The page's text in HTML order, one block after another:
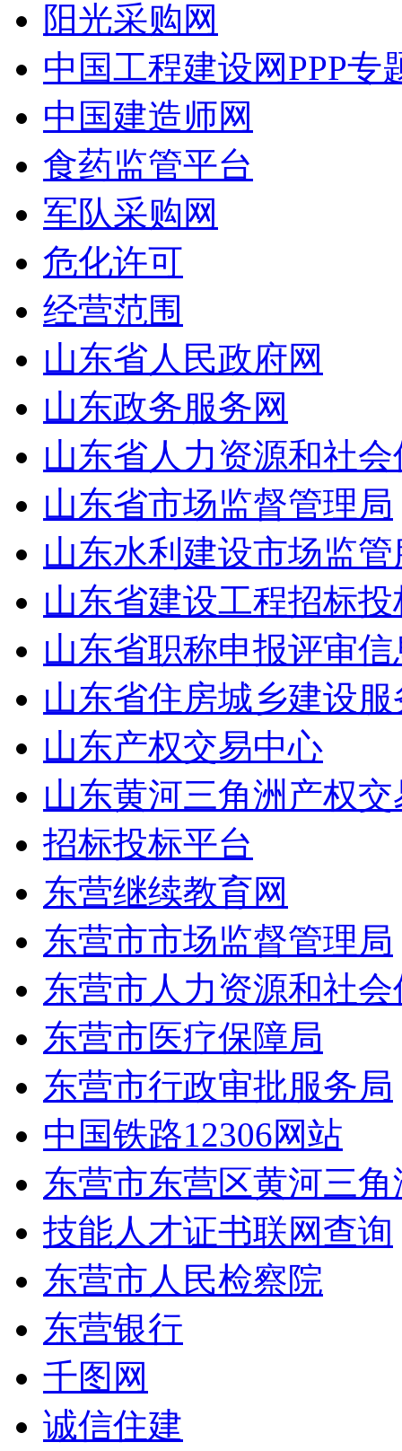
阳光采购网
中国工程建设网PPP专
中国建造师网
食药监管平台
军队采购网
危化许可
经营范围
山东省人民政府网
山东政务服务网
山东省人力资源和社
山东省市场监督管理局
山东水利建设市场监
山东省建设工程招标
山东省职称申报评审
山东省住房城乡建设
山东产权交易中心
山东黄河三角洲产权
招标投标平台
东营继续教育网
东营市市场监督管理局
东营市人力资源和社
东营市医疗保障局
东营市行政审批服务局
中国铁路12306网站
东营市东营区黄河三
技能人才证书联网查询
东营市人民检察院
东营银行
千图网
诚信住建